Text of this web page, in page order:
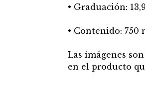
• Graduación:
• Contenido: 750
Las imágenes
en el producto